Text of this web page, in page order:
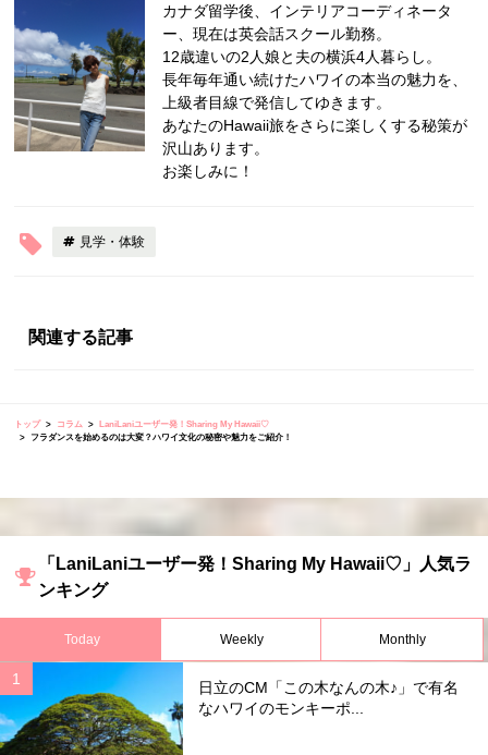
カナダ留学後、インテリアコーディネータ
ー、現在は英会話スクール勤務。
12歳違いの2人娘と夫の横浜4人暮らし。
長年毎年通い続けたハワイの本当の魅力を、
上級者目線で発信してゆきます。
あなたのHawaii旅をさらに楽しくする秘策が
沢山あります。
お楽しみに！
見学・体験
関連する記事
トップ コラム
LaniLaniユーザー発！Sharing My Hawaii♡
フラダンスを始めるのは大変？ハワイ文化の秘密や魅力をご紹介！
「LaniLaniユーザー発！Sharing My Hawaii♡」人気ラ
ンキング
Today Weekly Monthly
日立のCM「この木なんの木♪」で有名
なハワイのモンキーポ...